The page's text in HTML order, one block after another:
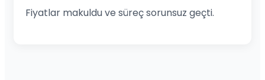
Fiyatlar makuldu ve süreç sorunsuz geçti.